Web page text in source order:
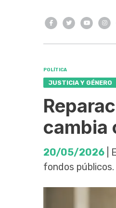
POLÍTICA
JUSTICIA Y GÉNERO
cambia
20/05/2026 |
fondos públicos.